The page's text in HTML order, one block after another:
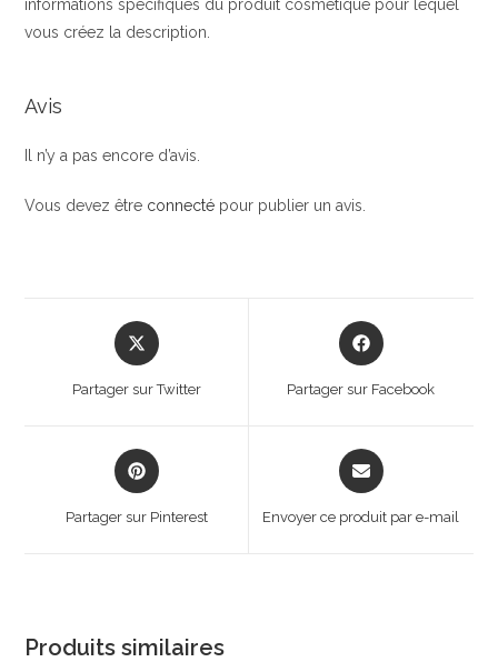
informations spécifiques du produit cosmétique pour lequel
vous créez la description.
Avis
Il n’y a pas encore d’avis.
Vous devez être connecté pour publier un avis.
Opens
in
new
Partager sur Twitter
Opens
in
Partager sur Facebook
Opens
in
Partager sur Pinterest
Opens
in
new
Envoyer ce produit par e-mail
Produits similaires